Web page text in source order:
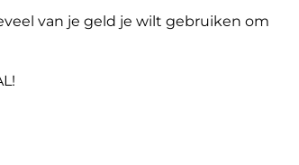
van je geld je wilt gebruiken om